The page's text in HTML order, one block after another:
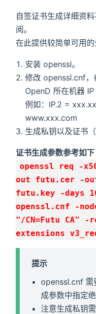
自签证书生成详细资
阅。
在此提供较简单可用的
安装 openssl。
修改 openssl.cnf，
OpenD 所在机器 IP
例如：IP.2 =
www.xxx.com
生成私钥以及证书（
证书生成参数参考如下
openssl req -
out futu.cer -
futu.key -days
openssl.cnf -
"/CN=Futu CA" -
extensions
提示
openssl.cnf 需
成参数中指定绝
注意生成私钥